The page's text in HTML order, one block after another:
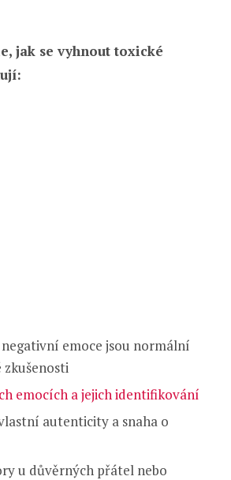
jak se vyhnout toxické
emoce jsou normální
zkušenosti
emocích a jejich identifikování
autenticity a snaha o
u důvěrných přátel nebo